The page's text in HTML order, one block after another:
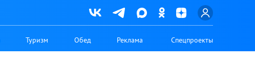
Туризм Обед Реклама Спецпроекты